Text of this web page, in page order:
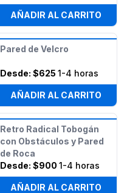
AÑADIR AL CARRITO
Pared de Velcro
Desde: $625 1-4 horas
AÑADIR AL CARRITO
Retro Radical Tobogán
con Obstáculos y Pared
de Roca
Desde: $900 1-4 horas
AÑADIR AL CARRITO